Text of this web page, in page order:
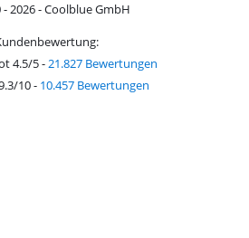
2026 - Coolblue GmbH
4.5/5-21.827 Bewertungen
10- 10.457 Bewertungen